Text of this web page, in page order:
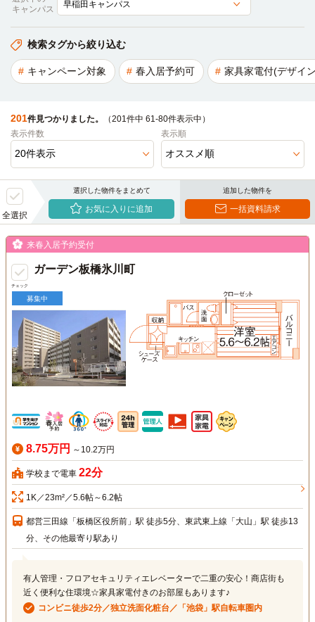
キャンパス
検索タグから絞り込む
キャンペーン対象 春入居予約可 家具家電付(デザイ
201件見つかりました。
（201件中 61-80件表示中）
表示件数
表示順
全選択
選択した物件をまとめて
お気に入りに追加
追加した物件を
一括資料請求
チェック
来春入居予約受付
ガーデン板橋氷川町
募集中
8.75万円 ～10.2万円
学校まで電車 22分
1K／23m²／5.6帖～6.2帖
都営三田線「板橋区役所前」駅 徒歩5分、東武東上線「大山」駅 徒歩13
分、その他最寄り駅あり
有人管理・フロアセキュリティエレベーターで二重の安心！商店街も
近く便利な住環境☆家具家電付きのお部屋もあります♪
コンビニ徒歩2分／独立洗面化粧台／「池袋」駅自転車圏内